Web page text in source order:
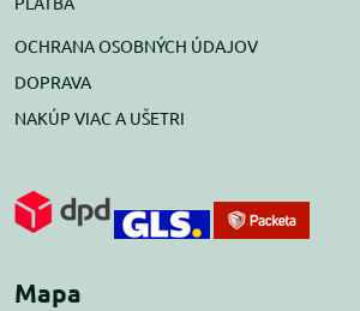
OCHRANA OSOBNÝCH ÚDAJOV
DOPRAVA
NAKÚP VIAC A UŠETRI
Mapa